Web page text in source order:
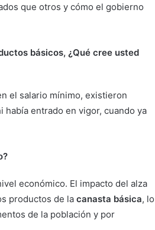
que otros y cómo el gobierno
básicos, ¿Qué cree usted
el salario mínimo, existieron
entrado en vigor, cuando ya
económico. El impacto del alza
productos de la canasta básica, lo
de la población y por